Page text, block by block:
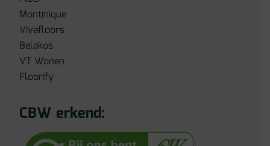
Montinique
Vivafloors
Belakos
VT Wonen
Floorify
CBW erkend: